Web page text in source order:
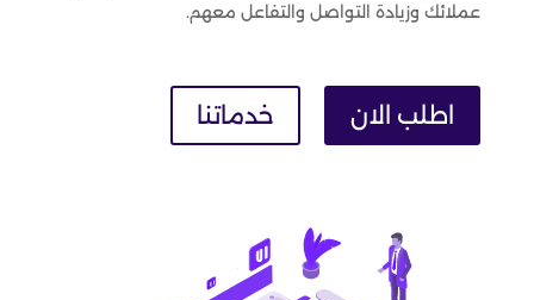
عملائك وزيادة التواصل والتفاعل معهم.
خدماتنا اطلب الان